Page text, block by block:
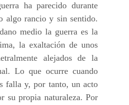
ha parecido durante
algo rancio y sin sentido.
medio la guerra es la
la exaltación de unos
alejados de la
Lo que ocurre cuando
falla y, por tanto, un acto
su propia naturaleza. Por